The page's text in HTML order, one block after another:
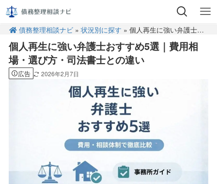
債務整理相談ナビ »状況別に探す » 個人再生に強い弁護士おすすめ5選｜費用相場・選び方・司法書士との違い
個人再生に強い弁護士おすすめ5選｜費用相
場・選び方・司法書士との違い
広告 2026年2月7日